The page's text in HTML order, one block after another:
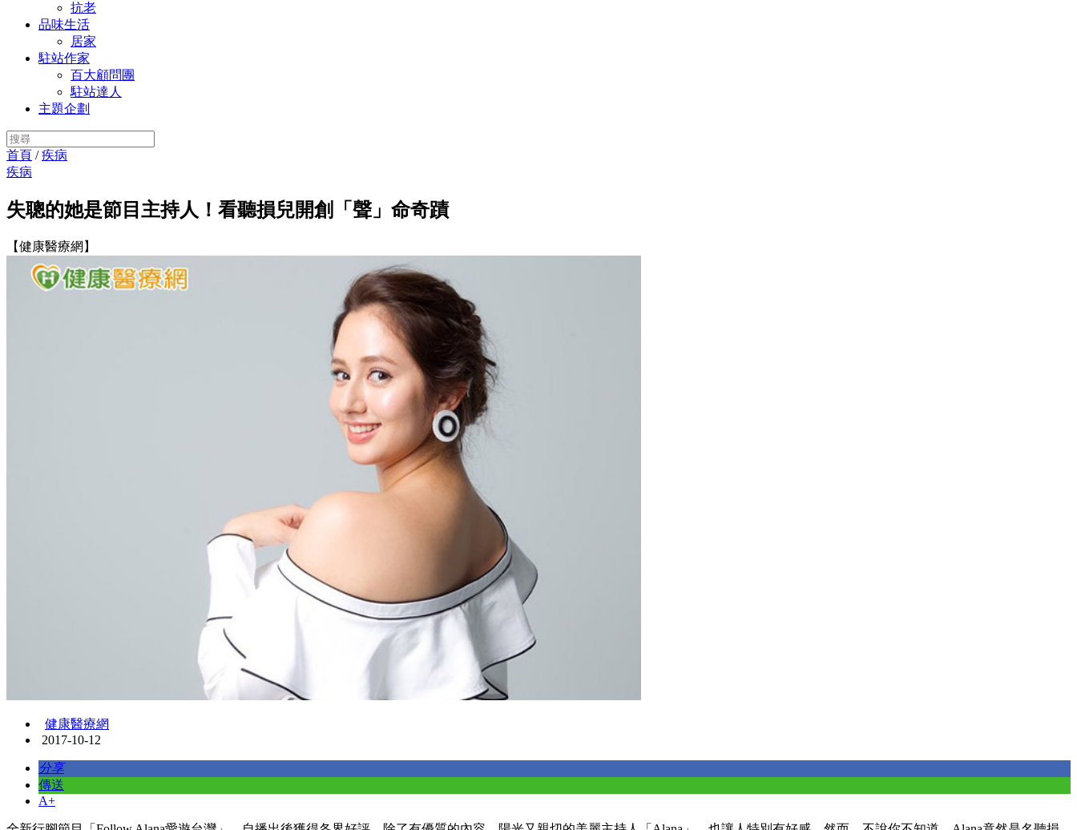
抗老
品味生活
居家
駐站作家
百大顧問團
駐站達人
主題企劃
首頁 /疾病
疾病
失聰的她是節目主持人！看聽損兒開創「聲」命奇蹟
【健康醫療網】
健康醫療網
2017-10-12
分享
傳送
A+